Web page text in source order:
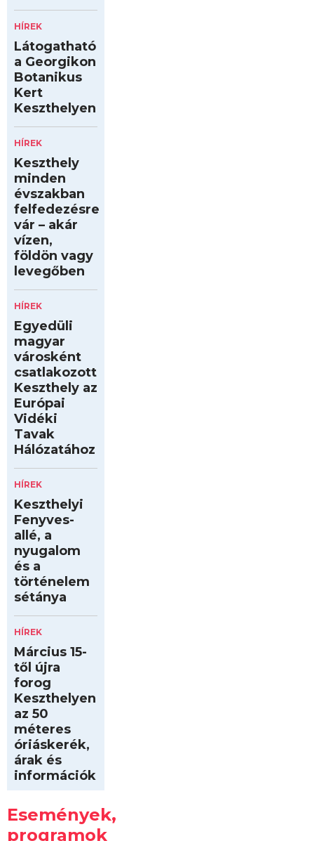
HÍREK
Látogatható
a Georgikon
Botanikus
Kert
Keszthelyen
HÍREK
Keszthely
minden
évszakban
felfedezésre
vár – akár
vízen,
földön vagy
levegőben
HÍREK
Egyedüli
magyar
városként
csatlakozott
Keszthely az
Európai
Vidéki
Tavak
Hálózatához
HÍREK
Keszthelyi
Fenyves-
allé, a
nyugalom
és a
történelem
sétánya
HÍREK
Március 15-
től újra
forog
Keszthelyen
az 50
méteres
óriáskerék,
árak és
információk
Események,
programok
Kilóméterek
2026